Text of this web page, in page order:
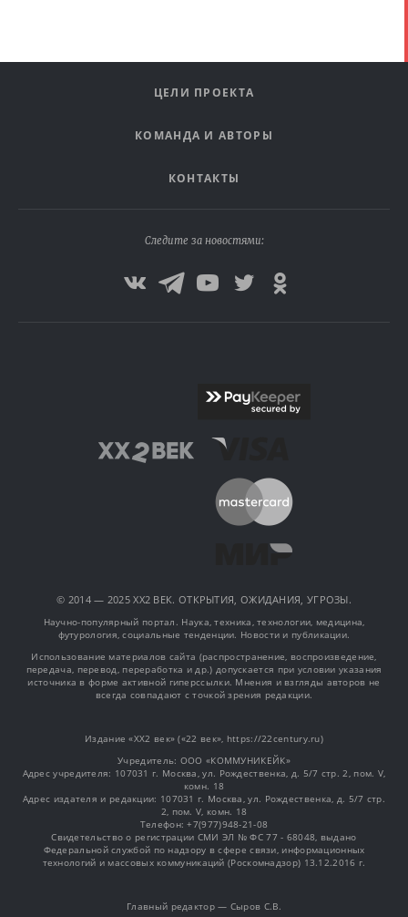
ЦЕЛИ ПРОЕКТА
КОМАНДА И АВТОРЫ
КОНТАКТЫ
Следите за новостями:
© 2014 — 2025 XX2 ВЕК. ОТКРЫТИЯ, ОЖИДАНИЯ, УГРОЗЫ.
Научно-популярный портал. Наука, техника, технологии, медицина,
футурология, социальные тенденции. Новости и публикации.
Использование материалов сайта (распространение, воспроизведение,
передача, перевод, переработка и др.) допускается при условии указания
источника в форме активной гиперссылки. Мнения и взгляды авторов не
всегда совпадают с точкой зрения редакции.
Издание «XX2 век» («22 век», https://22century.ru)
Учредитель: OOO «КОММУНИКЕЙК»
Адрес учредителя: 107031 г. Москва, ул. Рождественка, д. 5/7 стр. 2, пом. V,
комн. 18
Адрес издателя и редакции: 107031 г. Москва, ул. Рождественка, д. 5/7 стр.
2, пом. V, комн. 18
Телефон: +7(977)948-21-08
Свидетельство о регистрации СМИ ЭЛ № ФС 77 - 68048, выдано
Федеральной службой по надзору в сфере связи, информационных
технологий и массовых коммуникаций (Роскомнадзор) 13.12.2016 г.
Главный редактор — Сыров С.В.